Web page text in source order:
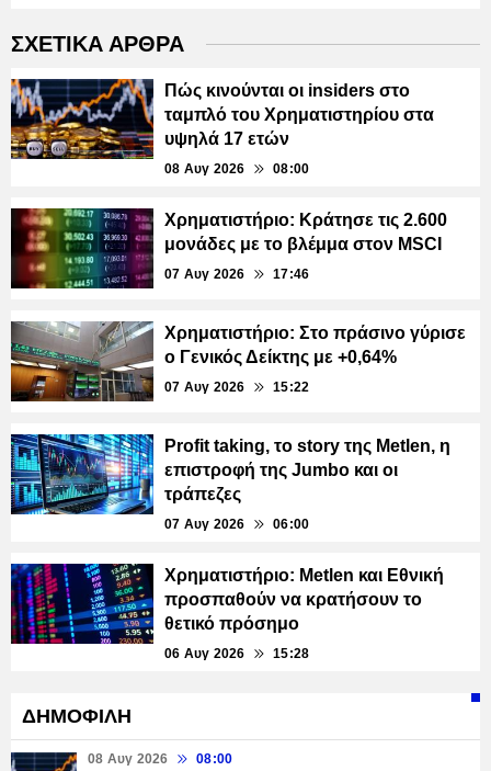
ΣΧΕΤΙΚΑ ΑΡΘΡΑ
Πώς κινούνται οι insiders στο
ταμπλό του Χρηματιστηρίου στα
υψηλά 17 ετών
08 Αυγ 2026 08:00
Χρηματιστήριο: Κράτησε τις 2.600
μονάδες με το βλέμμα στον MSCI
07 Αυγ 2026 17:46
Χρηματιστήριο: Στο πράσινο γύρισε
ο Γενικός Δείκτης με +0,64%
07 Αυγ 2026 15:22
Profit taking, το story της Metlen, η
επιστροφή της Jumbo και οι
τράπεζες
07 Αυγ 2026 06:00
Χρηματιστήριο: Metlen και Εθνική
προσπαθούν να κρατήσουν το
θετικό πρόσημο
06 Αυγ 2026 15:28
ΔΗΜΟΦΙΛΗ
08 Αυγ 2026 08:00